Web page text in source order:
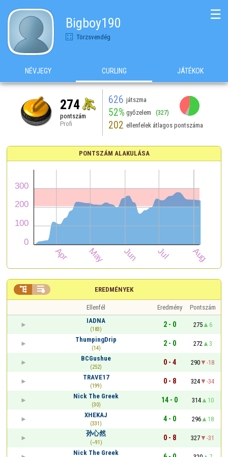
Bigboy190
Törzsvendég
☰
NÉVJEGY CURLING JÁTÉKOK
274
pontszám
Profi
626 játszma
52% győzelem (327)
202 ellenfelek átlagos pontszáma
PONTSZÁM ALAKULÁSA
EREDMÉNYEK
 
Ellenfél Eredmény
Pontszám
IADNA
(183)
2 - 0 275
6
ThumpingDrip
(14)
2 - 0 272
3
BCGushue
(252)
0 - 4 290
-18
TRAVE17
(199)
0 - 8 324
-34
Nick The Greek
(30)
14 - 0 314
10
XHEKAJ
(331)
4 - 0 296
18
孙心然
(~91)
0 - 8 327
-31
Nick The Greek